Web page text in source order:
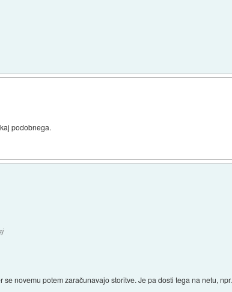
podobnega.
novemu potem zaračunavajo storitve. Je pa dosti tega na netu, npr.